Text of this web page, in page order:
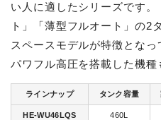
い人に適したシリーズです
ト」「薄型フルオート」の2
スペースモデルが特徴とな
パワフル高圧を搭載した機種
ラインナップ タンク容量
HE-WU46LQS 460L